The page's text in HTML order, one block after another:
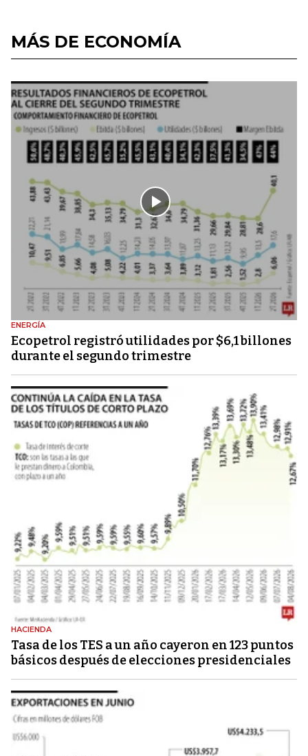
MÁS DE ECONOMÍA
ENERGÍA
Ecopetrol registró utilidades por $6,1 billones
durante el segundo trimestre
HACIENDA
Tasa de los TES a un año cayeron en 123 puntos
básicos después de elecciones presidenciales